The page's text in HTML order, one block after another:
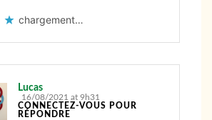
chargement…
Lucas
16/08/2021 at 9h31
CONNECTEZ-VOUS POUR
RÉPONDRE